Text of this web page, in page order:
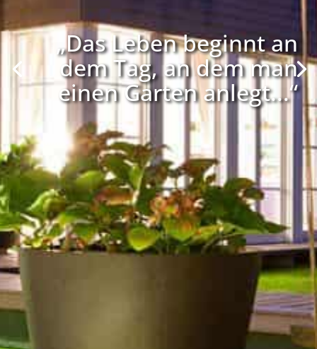
„Das Leben beginnt an
dem Tag, an dem man
einen Garten anlegt...“